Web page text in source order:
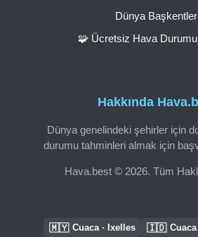
Hakkında
Dünya genelindeki şehirler için
durumu tahminleri almak için
Hava.best © 2026. Tüm
Dünya
🧩 Ücretsiz Hava Durumu
🇲🇾 Cuaca · Ixelles 🇮🇩